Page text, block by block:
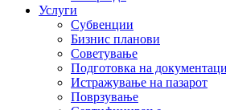
Услуги
Субвенции
Бизнис планови
Советување
Подготовка на
Истражување на пазарот
Поврзување